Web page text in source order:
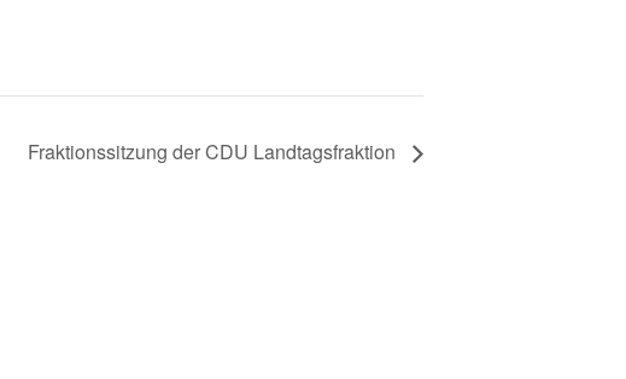
Fraktionssitzung der CDU Landtagsfraktion